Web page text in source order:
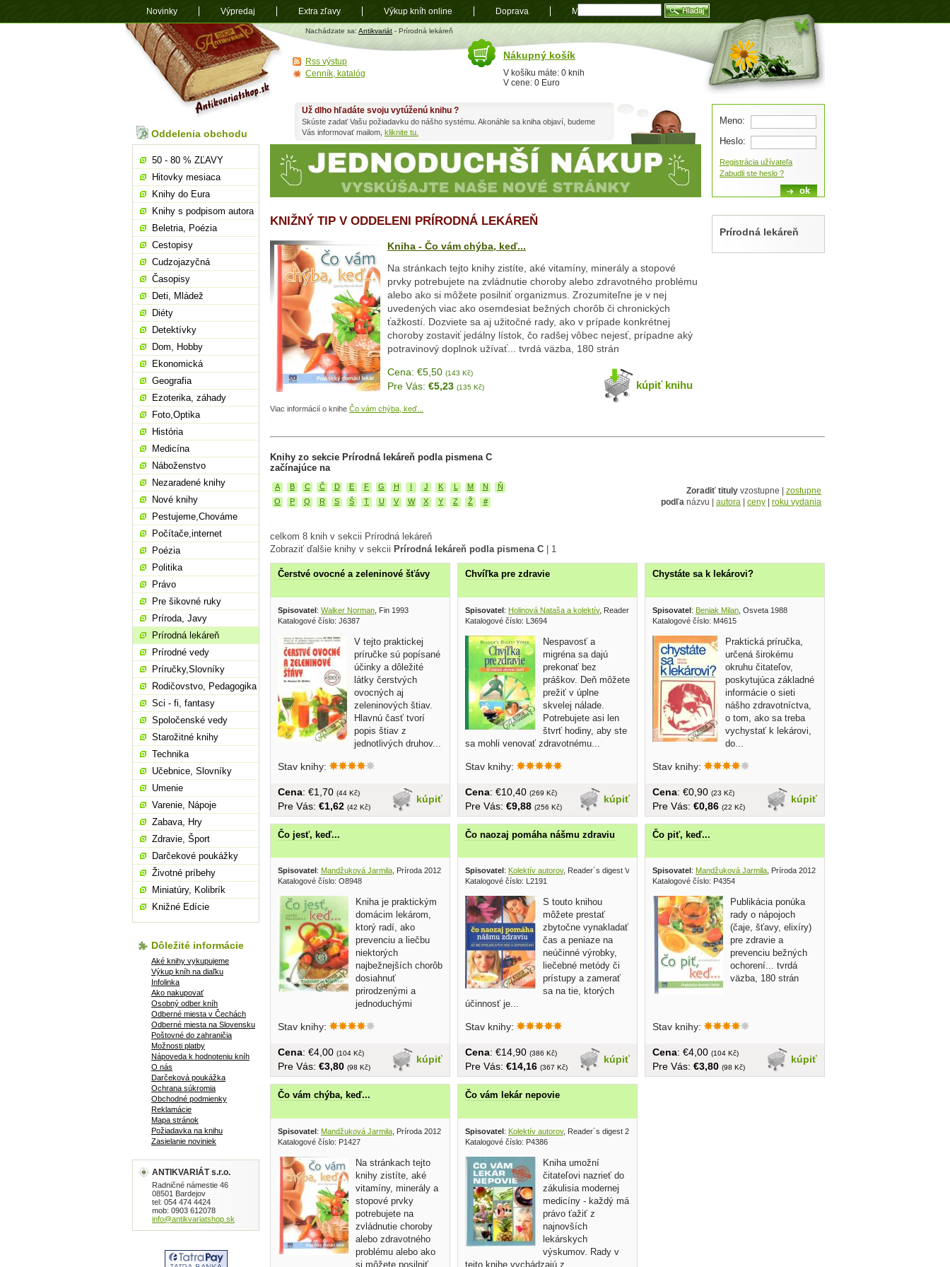
Antikvariát
shop.sk
Nachádzate sa: Antikvariát - Prírodná lekáreň
KNIŽNÝ TIP V ODDELENI PRÍRODNÁ LEKÁREŇ
Kniha - Čo vám chýba, keď...
Na stránkach tejto knihy zistíte, aké vitamíny, minerály a stopové
prvky potrebujete na zvládnutie choroby alebo zdravotného problému
alebo ako si môžete posilniť organizmus. Zrozumiteľne je v nej
uvedených viac ako osemdesiat bežných chorôb či chronických
ťažkostí. Dozviete sa aj užitočné rady, ako v prípade konkrétnej
choroby zostaviť jedálny lístok, čo radšej vôbec nejesť, prípadne aký
potravinový doplnok užívať... tvrdá väzba, 180 strán
kúpiť knihu
Cena: €5,50 (143 Kč)
Pre Vás: €5,23 (135 Kč)
Viac informácií o knihe Čo vám chýba, keď...
Prírodná lekáreň
Knihy zo sekcie Prírodná lekáreň podla pismena C
začínajúce na
A B C Č D E F G H I J K L M N
Ň
O
P Q R S Š T U V W X Y Z Ž #
Zoradiť tituly vzostupne | zostupne
podľa názvu | autora ceny roku vydania
celkom 8 knih v sekcii Prírodná lekáreň
Zobraziť ďalšie knihy v sekcii Prírodná lekáreň podla pismena C 1
Čerstvé ovocné a zeleninové šťávy
Spisovatel: Walker Norman , Fin 1993
Katalogové číslo: J6387
V tejto praktickej
príručke sú popísané
účinky a dôležité
látky čerstvých
ovocných aj
zeleninových štiav.
Hlavnú časť tvorí
popis štiav z
jednotlivých druhov...
Stav knihy:
kúpiť
Cena: €1,70 (44 Kč)
Pre Vás: €1,62 (42 Kč)
Chvíľka pre zdravie
Spisovatel: Holinová Nataša a kolektív, Reader´s digest Výber 2002
Katalogové číslo: L3694
Nespavosť a
migréna sa dajú
prekonať bez
práškov. Deň môžete
prežiť v úplne
skvelej nálade.
Potrebujete asi len
štvrť hodiny, aby ste
sa mohli venovať zdravotnému...
Stav knihy:
kúpiť
Cena: €10,40 (269 Kč)
Pre Vás: €9,88 (256 Kč)
Chystáte sa k lekárovi?
Spisovatel: Beniak Milan , Osveta 1988
Katalogové číslo: M4615
Praktická príručka,
určená širokému
okruhu čitateľov,
poskytujúca základné
informácie o sieti
nášho zdravotníctva,
o tom, ako sa treba
vychystať k lekárovi,
do...
Stav knihy:
kúpiť
Cena: €0,90 (23 Kč)
Pre Vás: €0,86 (22 Kč)
Čo jesť, keď...
Spisovatel : Mandžuková Jarmila, Príroda 2012
Katalogové číslo: O8948
Kniha je praktickým
domácim lekárom,
ktorý radí, ako
prevenciu a liečbu
niektorých
najbežnejších chorôb
dosiahnuť
prirodzenými a
jednoduchými
Stav knihy:
kúpiť
Cena: €4,00 (104 Kč)
Pre Vás: €3,80 (98 Kč)
Čo naozaj pomáha nášmu zdraviu
Spisovatel : Kolektív autorov, Reader´s digest Výber 2011
Katalogové číslo: L2191
S touto knihou
môžete prestať
zbytočne vynakladať
čas a peniaze na
neúčinné výrobky,
liečebné metódy či
prístupy a zamerať
sa na tie, ktorých
účinnosť je...
Stav knihy:
kúpiť
Cena: €14,90 (386 Kč)
Pre Vás: €14,16 (367 Kč)
Čo piť, keď...
Spisovatel : Mandžuková Jarmila, Príroda 2012
Katalogové číslo: P4354
Publikácia ponúka
rady o nápojoch
(čaje, šťavy, elixíry)
pre zdravie a
prevenciu bežných
ochorení... tvrdá
väzba, 180 strán
Stav knihy:
kúpiť
Cena: €4,00 (104 Kč)
Pre Vás: €3,80 (98 Kč)
Čo vám chýba, keď...
Spisovatel: Mandžuková Jarmila , Príroda 2012
Katalogové číslo: P1427
Na stránkach tejto
knihy zistíte, aké
vitamíny, minerály a
stopové prvky
potrebujete na
zvládnutie choroby
alebo zdravotného
problému alebo ako
si môžete posilniť...
Čo vám lekár nepovie
Spisovatel: Kolektív autorov, Reader´s digest 2014
Katalogové číslo: P4386
Kniha umožní
čitateľovi nazrieť do
zákulisia modernej
medicíny - každý má
právo ťažiť z
najnovších
lekárskych
výskumov. Rady v
tejto knihe vychádzajú z...
Už dlho hľadáte svoju vytúženú knihu ?
Skúste zadať Vašu požiadavku do nášho systému. Akonáhle sa kniha objaví, budeme
Vás informovať mailom, kliknite tu.
Oddelenia obchodu
50 - 80 % ZĽAVY
Hitovky mesiaca
Knihy do Eura
Knihy s podpisom autora
Beletria, Poézia
Cestopisy
Cudzojazyčná
Časopisy
Deti, Mládež
Diéty
Detektívky
Dom, Hobby
Ekonomická
Geografia
Ezoterika, záhady
Foto,Optika
História
Medicína
Náboženstvo
Nezaradené knihy
Nové knihy
Pestujeme,Chováme
Počítače,internet
Poézia
Politika
Právo
Pre šikovné ruky
Príroda, Javy
Prírodná lekáreň
Prírodné vedy
Príručky,Slovníky
Rodičovstvo, Pedagogika
Sci - fi, fantasy
Spoločenské vedy
Starožitné knihy
Technika
Učebnice, Slovníky
Umenie
Varenie, Nápoje
Zabava, Hry
Zdravie, Šport
Darčekové poukážky
Životné príbehy
Miniatúry, Kolibrík
Knižné Edície
Dôležité informácie
Aké knihy vykupujeme
Výkup kníh na diaľku
Infolinka
Ako nakupovať
Osobný odber kníh
Odberné miesta v Čechách
Odberné miesta na Slovensku
Poštovné do zahraničia
Možnosti platby
Nápoveda k hodnoteniu kníh
O nás
Darčeková poukážka
Ochrana súkromia
Obchodné podmienky
Reklamácie
Mapa stránok
Požiadavka na knihu
Zasielanie noviniek
ANTIKVARIÁT s.r.o.
Radničné námestie 46
08501 Bardejov
tel: 054 474 4424
mob: 0903 612078
info@antikvariatshop.sk
Meno:
Heslo:
Registrácia užívateľa
Zabudli ste heslo ?
Nákupný košík
V košíku máte: 0 knih
V cene: 0 Euro
Rss výstup
Cenník, katalóg
Novinky Výpredaj Extra zľavy Výkup kníh online Doprava Mapa